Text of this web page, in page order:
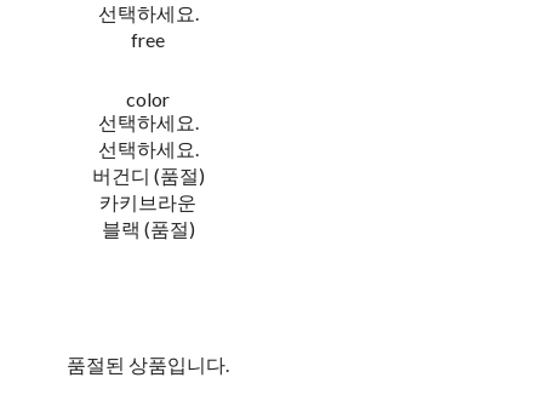
선택하세요.
free
color
선택하세요.
선택하세요.
버건디 (품절)
카키브라운
블랙 (품절)
품절된 상품입니다.